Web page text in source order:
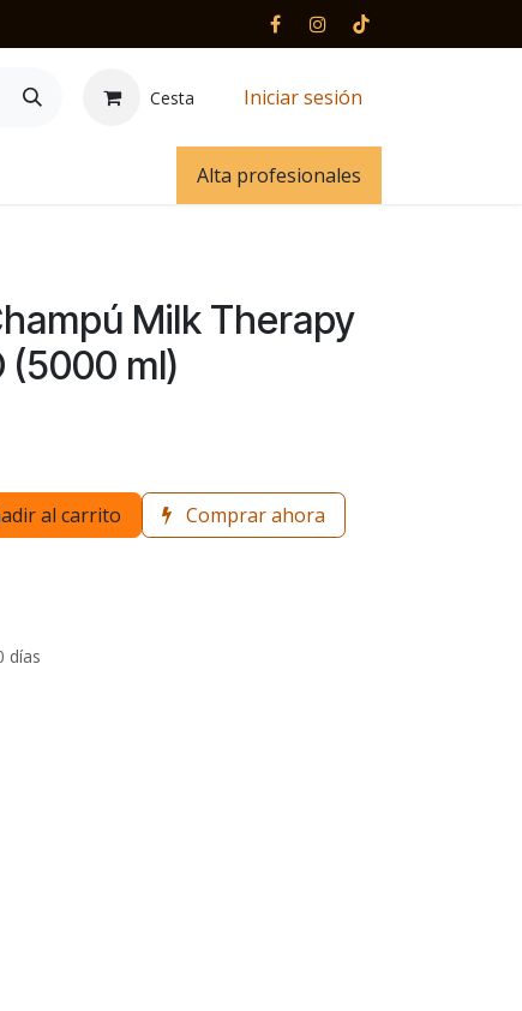
Cesta Iniciar sesión
Alta profesionales
Milk Therapy
(5000 ml)
al carrito Comprar ahora
días